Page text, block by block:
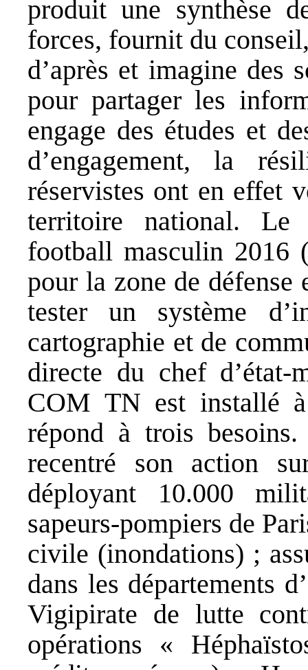
produit une synthèse
forces, fournit du
d’après et imagine des
pour partager les
engage des études et
d’engagement, la
réservistes ont en effet
territoire national. Le
football masculin 2016
pour la zone de défense
tester un système
cartographie et de
directe du chef d’état-
COM TN est installé
répond à trois
recentré son action
déployant 10.000
sapeurs-pompiers de
civile (inondations) ;
dans les départements
Vigipirate de lutte
opérations «